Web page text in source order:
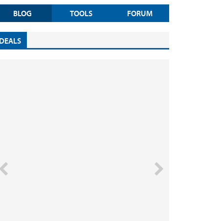
BLOG TOOLS FORUM
DEALS